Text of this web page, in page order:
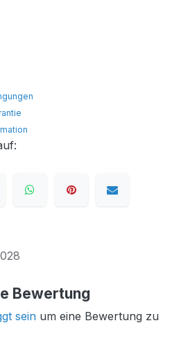
Bewertung
sein um eine Bewertung zu